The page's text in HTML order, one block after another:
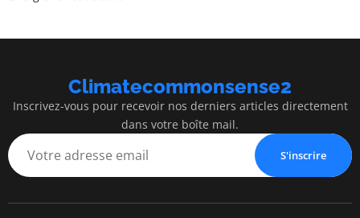
Climatecommonsense2
Inscrivez-vous pour recevoir nos derniers articles directement
dans votre boîte mail.
S'inscrire